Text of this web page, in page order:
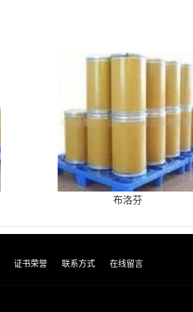
布洛芬
证书荣誉 联系方式 在线留言